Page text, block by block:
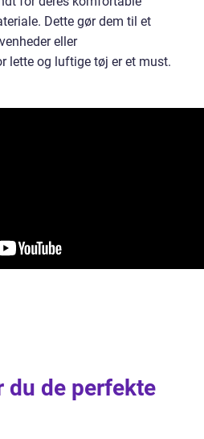
Dette gør dem til et
eller
lette og luftige tøj er et must.
du de perfekte